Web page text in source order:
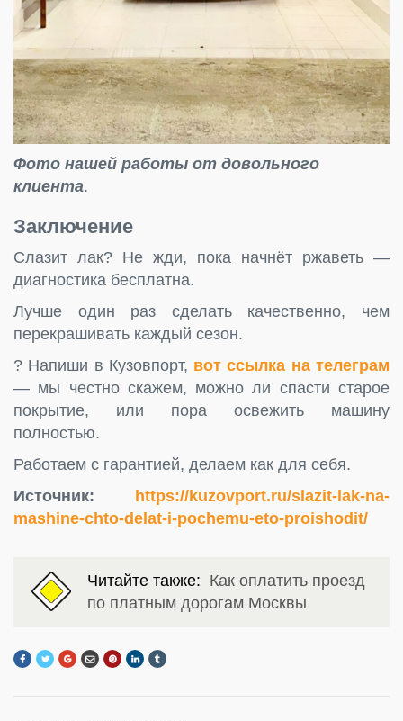
Фото нашей работы от довольного
клиента.
Заключение
Слазит лак? Не жди, пока начнёт ржаветь —
диагностика бесплатна.
Лучше один раз сделать качественно, чем
перекрашивать каждый сезон.
? Напиши в Кузовпорт, вот ссылка на телеграм
— мы честно скажем, можно ли спасти старое
покрытие, или пора освежить машину
полностью.
Работаем с гарантией, делаем как для себя.
Источник: https://kuzovport.ru/slazit-lak-na-
mashine-chto-delat-i-pochemu-eto-proishodit/
Читайте также: Как оплатить проезд
по платным дорогам Москвы